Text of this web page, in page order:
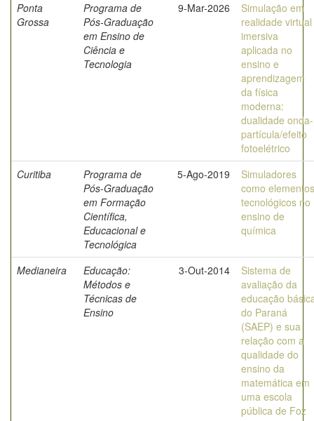
Ponta
Grossa
Programa de
Pós-Graduação
em Ensino de
Ciência e
Tecnologia
9-Mar-2026
Simulação em
realidade virtual
imersiva
aplicada no
ensino e
aprendizagem
da física
moderna:
dualidade onda-
partícula/efeito
fotoelétrico
Curitiba
Programa de
Pós-Graduação
em Formação
Científica,
Educacional e
Tecnológica
5-Ago-2019
Simuladores
como elementos
tecnológicos no
ensino de
química
Medianeira
Educação:
Métodos e
Técnicas de
Ensino
3-Out-2014
Sistema de
avaliação da
educação
do Paraná
(SAEP) e sua
relação com a
qualidade do
ensino da
matemática em
uma escola
pública de Foz